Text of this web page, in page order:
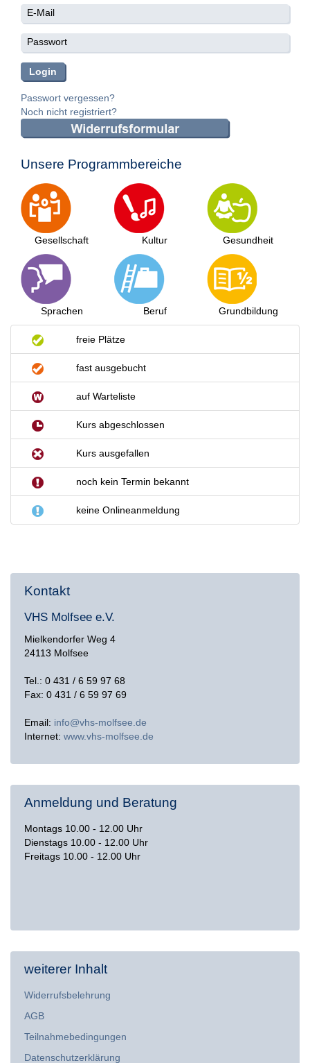
Passwort vergessen?
Noch nicht registriert?
Unsere Programmbereiche
Gesellschaft
Sprachen
Kultur
Beruf
Gesundheit
Grundbildung
freie Plätze
fast ausgebucht
auf Warteliste
Kurs abgeschlossen
Kurs ausgefallen
noch kein Termin bekannt
keine Onlineanmeldung
Kontakt
VHS Molfsee e.V.
Mielkendorfer Weg 4
24113 Molfsee
Tel.: 0 431 / 6 59 97 68
Fax: 0 431 / 6 59 97 69
Email: info@vhs-molfsee.de
Internet: www.vhs-molfsee.de
Anmeldung und Beratung
Montags 10.00 - 12.00 Uhr
Dienstags 10.00 - 12.00 Uhr
Freitags 10.00 - 12.00 Uhr
weiterer Inhalt
Widerrufsbelehrung
AGB
Teilnahmebedingungen
Datenschutzerklärung